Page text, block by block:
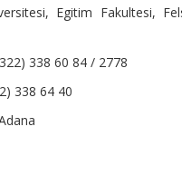
Egitim Fakultesi,
338 60 84 / 2778
338 64 40